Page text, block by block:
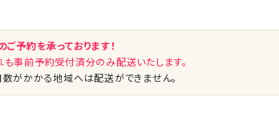
予約を承っております！
も事前予約受付済分のみ配送いたします。
がかかる地域へは配送ができません。